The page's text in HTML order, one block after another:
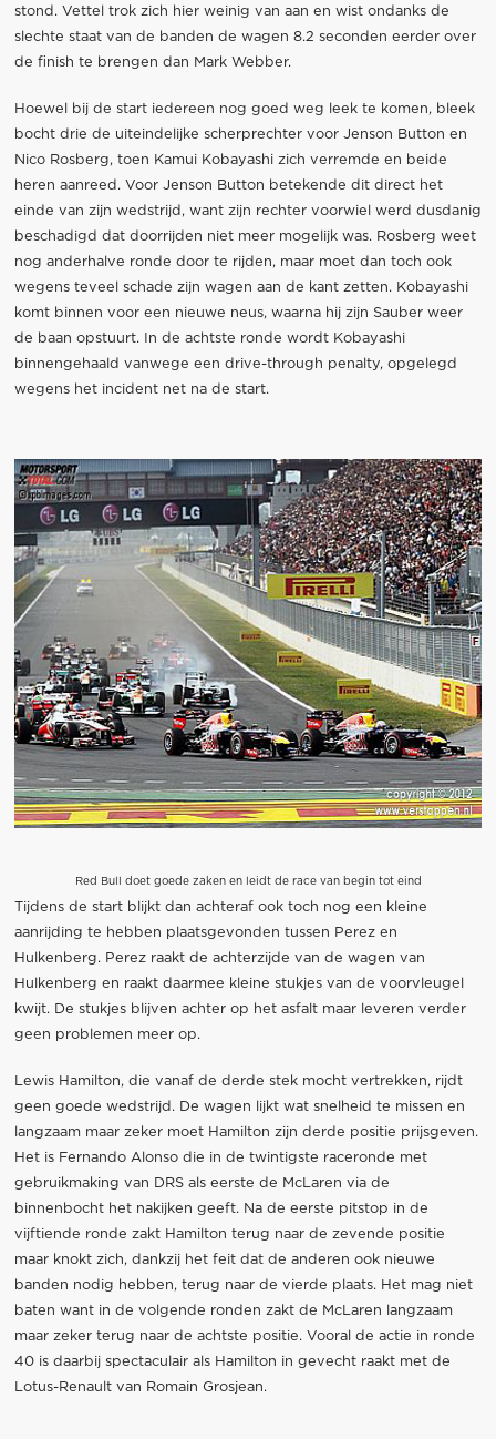
stond. Vettel trok zich hier weinig van aan en wist ondanks de
slechte staat van de banden de wagen 8.2 seconden eerder over
de finish te brengen dan Mark Webber.
Hoewel bij de start iedereen nog goed weg leek te komen, bleek
bocht drie de uiteindelijke scherprechter voor Jenson Button en
Nico Rosberg, toen Kamui Kobayashi zich verremde en beide
heren aanreed. Voor Jenson Button betekende dit direct het
einde van zijn wedstrijd, want zijn rechter voorwiel werd dusdanig
beschadigd dat doorrijden niet meer mogelijk was. Rosberg weet
nog anderhalve ronde door te rijden, maar moet dan toch ook
wegens teveel schade zijn wagen aan de kant zetten. Kobayashi
komt binnen voor een nieuwe neus, waarna hij zijn Sauber weer
de baan opstuurt. In de achtste ronde wordt Kobayashi
binnengehaald vanwege een drive-through penalty, opgelegd
wegens het incident net na de start.
Red Bull doet goede zaken en leidt de race van begin tot eind
Tijdens de start blijkt dan achteraf ook toch nog een kleine
aanrijding te hebben plaatsgevonden tussen Perez en
Hulkenberg. Perez raakt de achterzijde van de wagen van
Hulkenberg en raakt daarmee kleine stukjes van de voorvleugel
kwijt. De stukjes blijven achter op het asfalt maar leveren verder
geen problemen meer op.
Lewis Hamilton, die vanaf de derde stek mocht vertrekken, rijdt
geen goede wedstrijd. De wagen lijkt wat snelheid te missen en
langzaam maar zeker moet Hamilton zijn derde positie prijsgeven.
Het is Fernando Alonso die in de twintigste raceronde met
gebruikmaking van DRS als eerste de McLaren via de
binnenbocht het nakijken geeft. Na de eerste pitstop in de
vijftiende ronde zakt Hamilton terug naar de zevende positie
maar knokt zich, dankzij het feit dat de anderen ook nieuwe
banden nodig hebben, terug naar de vierde plaats. Het mag niet
baten want in de volgende ronden zakt de McLaren langzaam
maar zeker terug naar de achtste positie. Vooral de actie in ronde
40 is daarbij spectaculair als Hamilton in gevecht raakt met de
Lotus-Renault van Romain Grosjean.